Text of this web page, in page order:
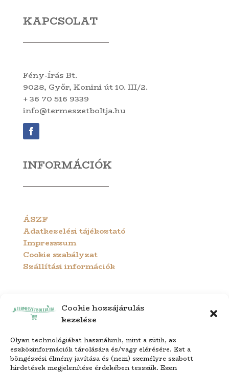
Cookie hozzájárulás
kezelése
Olyan technológiákat használunk, mint a sütik, az
eszközinformációk tárolására és/vagy elérésére. Ezt a
böngészési élmény javítása és (nem) személyre szabott
hirdetések megjelenítése érdekében tesszük. Ezen
KAPCSOLAT
Fény-Írás Bt.
9028, Győr, Konini út 10. III/2.
+ 36 70 516 9339
info@termeszetboltja.hu
INFORMÁCIÓK
ÁSZF
Adatkezelési tájékoztató
Impresszum
Cookie szabályzat
Szállítási információk